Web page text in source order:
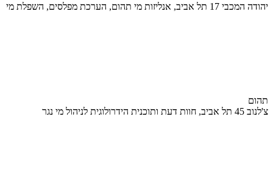
יהודה המכבי 17 תל אביב, אנליזות מי תהום, הערכת מפלסים, השפלת מי
תהום
צ'לנוב 45 תל אביב, חוות דעת ותוכנית הידרולוגית לניהול מי נגר